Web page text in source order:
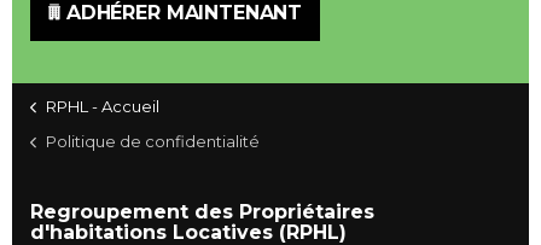
ADHÉRER MAINTENANT
RPHL - Accueil
Politique de confidentialité
Regroupement des Propriétaires
d'habitations Locatives (RPHL)